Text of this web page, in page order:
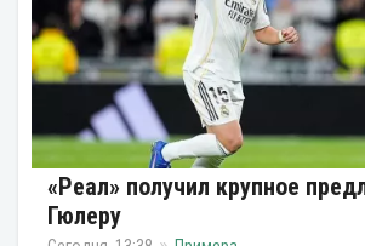
«Реал» получил крупное
Гюлеру